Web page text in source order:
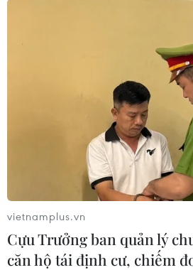
hội.
Các đại biểu tham dự Hội nghị bàn
trưởng Sushma Swaraj. (Ảnh:
vietnamplus.vn
Cựu Trưởng ban quản lý
căn hộ tái định cư, chiếm